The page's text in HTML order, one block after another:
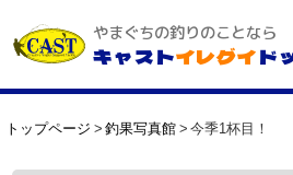
やまぐちの釣りのことなら
キャストイレグイド
トップページ 釣果写真館 今季1杯目！